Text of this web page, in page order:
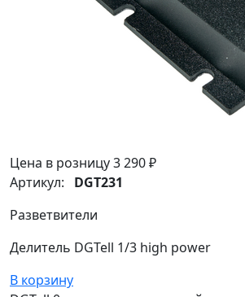
Цена в розницу3 290 ₽
Артикул: DGT231
Разветвители
Делитель DGTell 1/3 high power
В корзину